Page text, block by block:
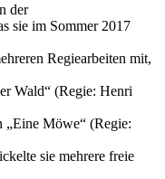
der
sie im Sommer 2017
Regiearbeiten mit,
Wald“ (Regie: Henri
„Eine Möwe“ (Regie:
sie mehrere freie